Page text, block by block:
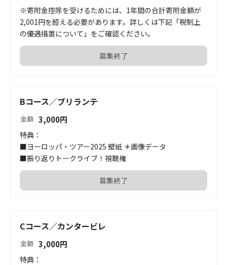
※寄附金控除を受けるためには、1年間の合計寄附金額が
2,001円を超える必要があります。詳しくは下記「税制上
の優遇措置について」をご確認ください。
募集終了
Bコース／ブリランテ
金額 3,000円
特典：
■ヨーロッパ・ツアー2025 壁紙 ＊画像データ
■振り返りトークライブ！視聴権
募集終了
Cコース／カンタービレ
金額 3,000円
特典：